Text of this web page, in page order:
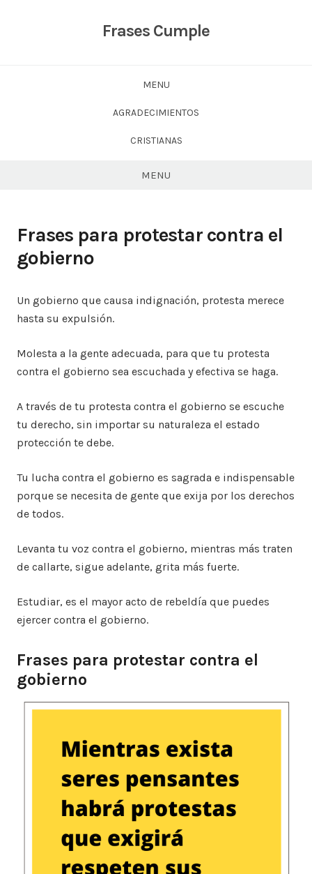
Frases Cumple
MENU
AGRADECIMIENTOS
CRISTIANAS
MENU
Frases para protestar contra el
gobierno
Un gobierno que causa indignación, protesta merece
hasta su expulsión.
Molesta a la gente adecuada, para que tu protesta
contra el gobierno sea escuchada y efectiva se haga.
A través de tu protesta contra el gobierno se escuche
tu derecho, sin importar su naturaleza el estado
protección te debe.
Tu lucha contra el gobierno es sagrada e indispensable
porque se necesita de gente que exija por los derechos
de todos.
Levanta tu voz contra el gobierno, mientras más traten
de callarte, sigue adelante, grita más fuerte.
Estudiar, es el mayor acto de rebeldía que puedes
ejercer contra el gobierno.
Frases para protestar contra el
gobierno